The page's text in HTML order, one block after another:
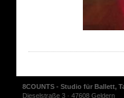
8COUNTS - Studio für Ballett,
Dieselstraße 3 · 47608 Geldern